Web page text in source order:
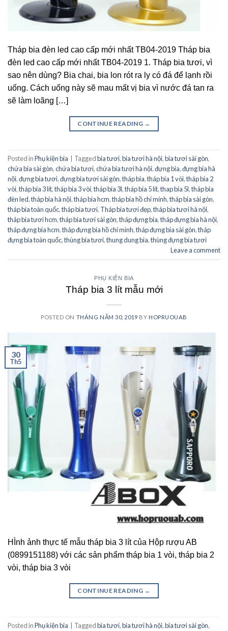
Tháp bia đèn led cao cấp mới nhất TB04-2019 Tháp bia
đèn led cao cấp mới nhất TB04-2019 1. Tháp bia tươi, vì
sao nên dùng? Bia chai, bia lon rót ra ly có đá để lạnh rồi
uống. Cách uống này sẽ mau mất vị bia vì nước đá tan ra
sẽ làm loãng […]
CONTINUE READING →
Posted inPhụ kiện bia Taggedbia tươi,bia tươi hà nội,bia tươi sài gòn,
chứa bia sài gòn,chứa bia tươi,chứa bia tươi hà nội,đựng bia,đựng bia hà
nội,đựng bia tươi,đựng bia tươi sài gòn,tháp bia,tháp bia 1 vòi,tháp bia 2
vòi,tháp bia 3 lít,tháp bia 3 vòi,tháp bia 3l,tháp bia 5 lít,thap bia 5l,tháp bia
đèn led,tháp bia hà nội,tháp bia hcm,tháp bia hồ chí minh,tháp bia sài gòn,
tháp bia toàn quốc,tháp bia tươi, Tháp bia tươi đẹp,tháp bia tươi hà nội,
tháp bia tươi hcm,tháp bia tươi sài gòn,tháp đựng bia,tháp đựng bia hà nội,
tháp đựng bia hcm,tháp đựng bia hồ chí minh,tháp đựng bia sài gòn,tháp
đựng bia toàn quốc,thùng bia tươi,thung dung bia,thùng đựng bia tươi
Leave a comment
PHỤ KIỆN BIA
Tháp bia 3 lít mẫu mới
POSTED ON THÁNG NĂM 30, 2019 BY HOPRUOUAB
30
Th5
HÌnh ảnh thực tế mẫu tháp bia 3 lít của Hộp rượu AB
(0899151188) với các sản phẩm tháp bia 1 vòi, tháp bia 2
vòi, tháp bia 3 vòi
CONTINUE READING →
Posted inPhụ kiện bia Taggedbia tươi,bia tươi hà nội,bia tươi sài gòn,